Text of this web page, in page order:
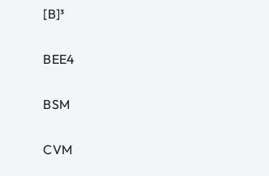
[B]³
BEE4
BSM
CVM